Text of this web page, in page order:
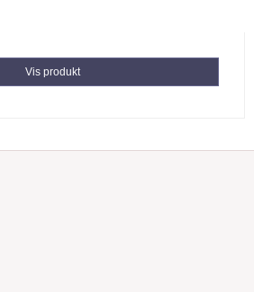
Vis produkt